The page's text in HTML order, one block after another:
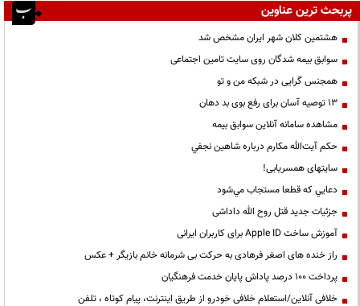
پربحث ترین عناوین
هشتمین کلان شهر ایران مشخص شد
سوابق بیمه شدگان روی سایت تامین اجتماعی
همجنس گرایی در شبکه من و تو
13 توصیه آسان برای رفع بوی بد دهان
مشاهده سامانه آنلاين سوابق بیمه
حكم آيت‌الله مكارم درباره شاهين نجفي
سایتهای همسریابی!
دعايي كه قطعا مستجاب مي‌شود
جزئیات جدید قتل روح الله داداشی
آموزش ساخت Apple ID برای کاربران ایرانی
راز خنده های اصغر فرهادی به حرکت بی شرمانه خانم بازیگر + عکس
پرداخت ۱۰۰ درصد پاداش پایان خدمت فرهنگیان
خلافی آنلاین/استعلام خلافی خودرو از طریق اینترنت، پیام کوتاه ، تلفن